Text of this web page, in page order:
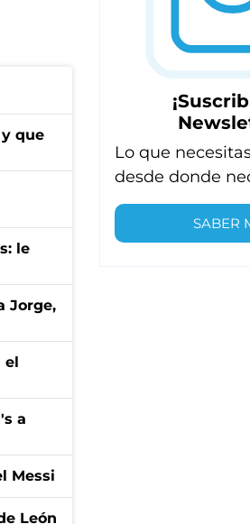
que
le
Jorge,
el
a
Messi
León
Lo que
desde donde
SABER